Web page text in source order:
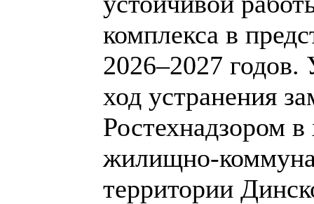
комплекса в
2026–2027 годов.
ход устранения
Ростехнадзором
жилищно-
территории